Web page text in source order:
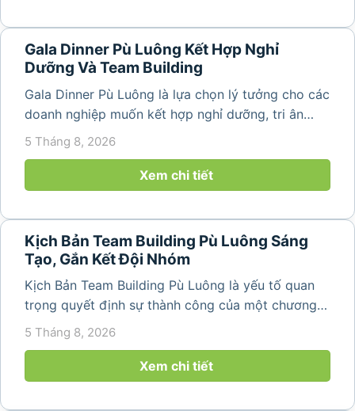
Gala Dinner Pù Luông Kết Hợp Nghỉ
Dưỡng Và Team Building
Gala Dinner Pù Luông là lựa chọn lý tưởng cho các
doanh nghiệp muốn kết hợp nghỉ dưỡng, tri ân
nhân viên và xây dựng tinh thần đồng đội trong
không gian thiên nhiên yên bình. Với khung cảnh
núi rừng hùng vĩ, không khí...
5 Tháng 8, 2026
Xem chi tiết
Kịch Bản Team Building Pù Luông Sáng
Tạo, Gắn Kết Đội Nhóm
Kịch Bản Team Building Pù Luông là yếu tố quan
trọng quyết định sự thành công của một chương
trình du lịch doanh nghiệp. Một kịch bản được xây
giây vui vẻ, sôi động mà còn...
5 Tháng 8, 2026
Xem chi tiết